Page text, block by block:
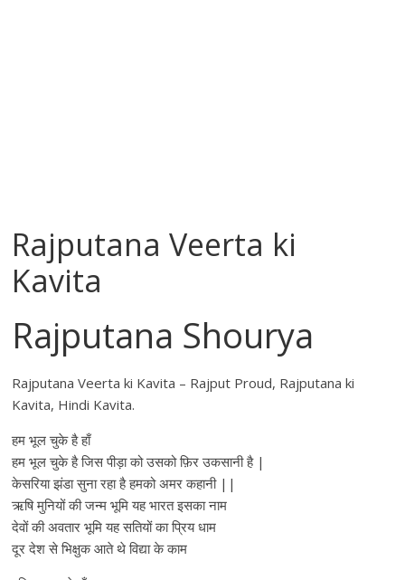
Rajputana Veerta ki
Kavita
Rajputana Shourya
Rajputana Veerta ki Kavita – Rajput Proud, Rajputana ki
Kavita, Hindi Kavita.
हम भूल चुके है हाँ
हम भूल चुके है जिस पीड़ा को उसको फ़िर उकसानी है |
केसरिया झंडा सुना रहा है हमको अमर कहानी ||
ऋषि मुनियों की जन्म भूमि यह भारत इसका नाम
देवों की अवतार भूमि यह सतियों का प्रिय धाम
दूर देश से भिक्षुक आते थे विद्या के काम